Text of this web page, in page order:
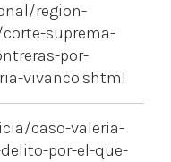
region-
suprema-
por-
vivanco.shtml
caso-valeria-
por-el-que-